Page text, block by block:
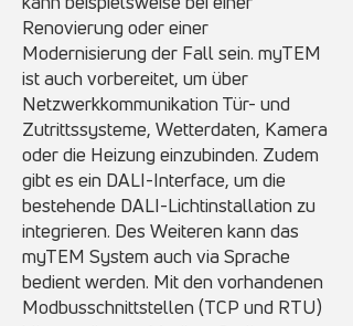
Renovierung oder einer
Modernisierung der Fall sein. myTEM
ist auch vorbereitet, um über
Netzwerkkommunikation Tür- und
Zutrittssysteme, Wetterdaten, Kamera
oder die Heizung einzubinden. Zudem
gibt es ein DALI-Interface, um die
bestehende DALI-Lichtinstallation zu
integrieren. Des Weiteren kann das
myTEM System auch via Sprache
bedient werden. Mit den vorhandenen
Modbusschnittstellen (TCP und RTU)